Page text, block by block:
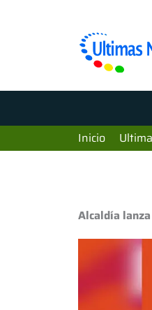
Inicio
Alcaldía